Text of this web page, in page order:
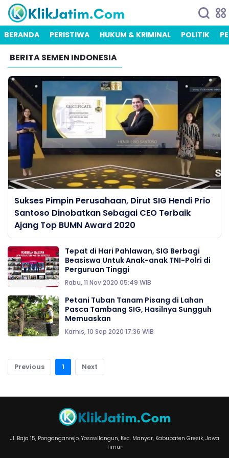
BERANDA PERISTIWA HUKUM & KRIMINAL POLITIK
BERITA SEMEN INDONESIA
Sukses Pimpin Perusahaan, Dirut SIG Hendi Prio
Santoso Dinobatkan Sebagai CEO Terbaik
Ajang Top BUMN Award 2020
Tepat di Hari Pahlawan, SIG Berbagi
Beasiswa Untuk Anak-anak TNI-Polri di
Perguruan Tinggi
Rabu, 11 Nov 2020 05:49 WIB
Petani Tuban Tanam Pisang di Lahan
Pasca Tambang SIG, Hasilnya Sungguh
Memuaskan
Kamis, 10 Sep 2020 17:36 WIB
Previous 1 Next
Jl. Baja 15, Ponganganrejo, Yosowilangun, Kec. Manyar, Kabupaten Gresik, Jawa
Timur